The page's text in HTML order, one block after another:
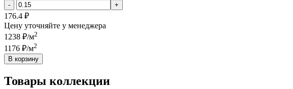
- +
176.4 ₽
Цену уточняйте у менеджера
1238 ₽/м2
1176 ₽/м2
В корзину
Товары коллекции